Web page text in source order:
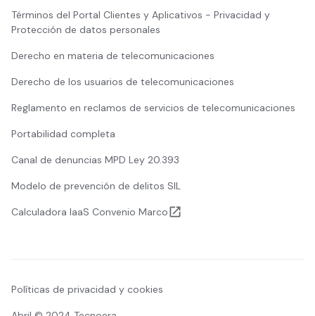
Términos del Portal Clientes y Aplicativos - Privacidad y
Protección de datos personales
Derecho en materia de telecomunicaciones
Derecho de los usuarios de telecomunicaciones
Reglamento en reclamos de servicios de telecomunicaciones
Portabilidad completa
Canal de denuncias MPD Ley 20.393
Modelo de prevención de delitos SIL
Calculadora IaaS Convenio Marco
Políticas de privacidad y cookies